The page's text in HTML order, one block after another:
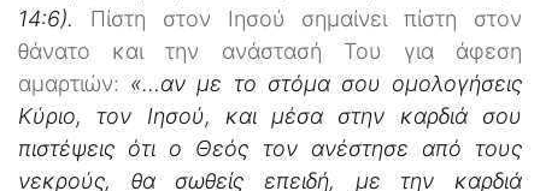
14:6). Πίστη στον Ιησού σημαίνει πίστη στον
θάνατο και την ανάστασή Του για άφεση
αμαρτιών: «…αν με το στόμα σου ομολογήσεις
Κύριο, τον Ιησού, και μέσα στην καρδιά σου
πιστέψεις ότι ο Θεός τον ανέστησε από τους
νεκρούς, θα σωθείς επειδή, με την καρδιά